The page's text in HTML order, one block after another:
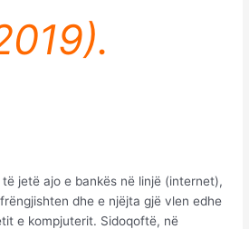
jetë ajo e bankës në linjë (internet),
dhe e njëjta gjë vlen edhe
e kompjuterit. Sidoqoftë, në